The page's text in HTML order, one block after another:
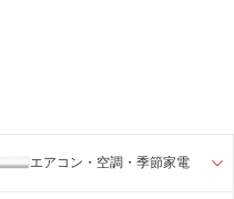
エアコン・空調・季節家電